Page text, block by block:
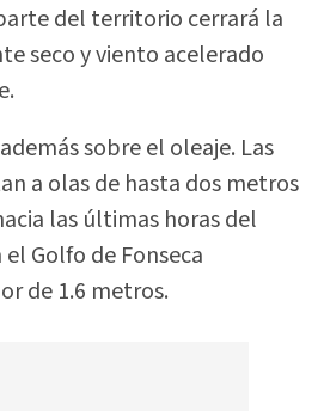
del territorio cerrará la
seco y viento acelerado
sobre el oleaje. Las
a olas de hasta dos metros
las últimas horas del
Golfo de Fonseca
de 1.6 metros.